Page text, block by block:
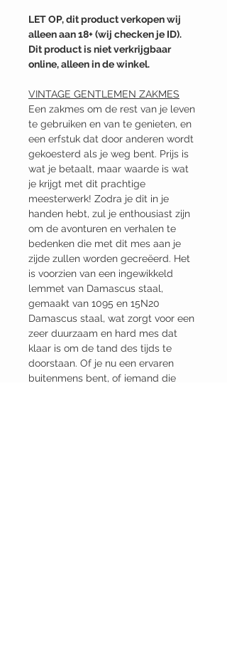
LET OP, dit product verkopen wij
alleen aan 18+ (wij checken je ID).
Dit product is niet verkrijgbaar
online, alleen in de winkel.
VINTAGE GENTLEMEN ZAKMES
Een zakmes om de rest van je leven
te gebruiken en van te genieten, en
een erfstuk dat door anderen wordt
gekoesterd als je weg bent. Prijs is
wat je betaalt, maar waarde is wat
je krijgt met dit prachtige
meesterwerk! Zodra je dit in je
handen hebt, zul je enthousiast zijn
om de avonturen en verhalen te
bedenken die met dit mes aan je
zijde zullen worden gecreëerd. Het
is voorzien van een ingewikkeld
lemmet van Damascus staal,
gemaakt van 1095 en 15N20
Damascus staal, wat zorgt voor een
zeer duurzaam en hard mes dat
klaar is om de tand des tijds te
doorstaan. Of je nu een ervaren
buitenmens bent, of iemand die